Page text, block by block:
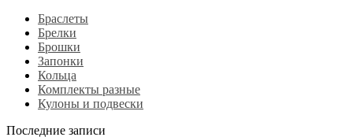
Браслеты
Брелки
Брошки
Запонки
Кольца
Комплекты разные
Кулоны и подвески
Последние записи